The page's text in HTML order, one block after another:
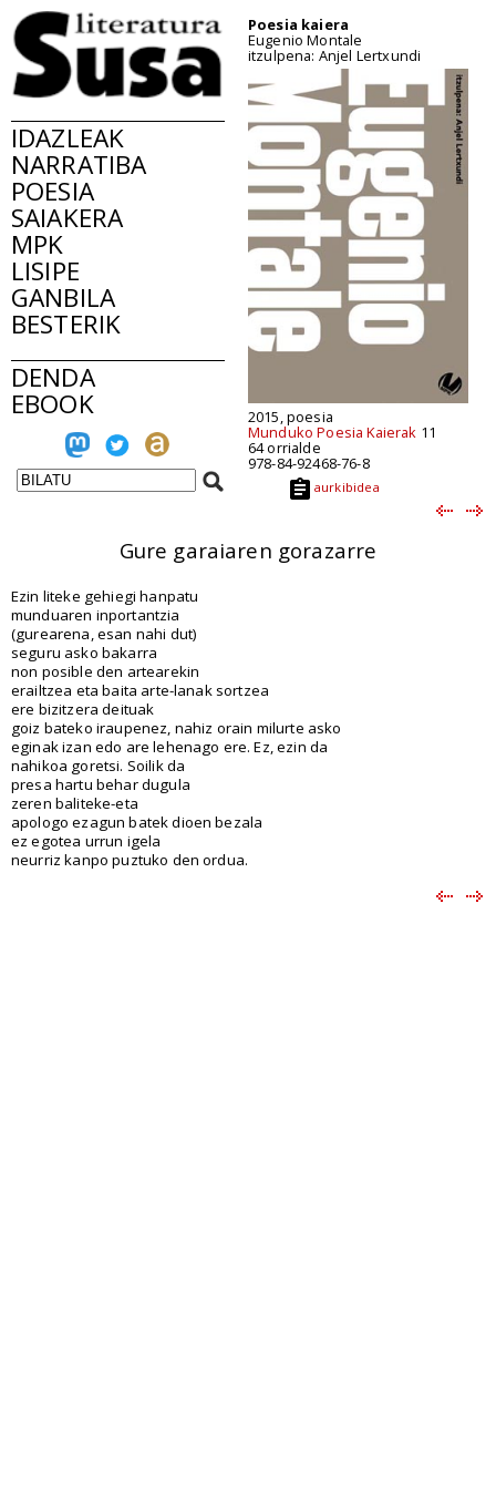
IDAZLEAK
NARRATIBA
POESIA
SAIAKERA
MPK
LISIPE
GANBILA
BESTERIK
DENDA
EBOOK
Poesia kaiera
Eugenio Montale
itzulpena: Anjel Lertxundi
2015, poesia
Munduko Poesia Kaierak 11
64 orrialde
978-84-92468-76-8
aurkibidea
Gure garaiaren gorazarre
Ezin liteke gehiegi hanpatu
munduaren inportantzia
(gurearena, esan nahi dut)
seguru asko bakarra
non posible den artearekin
erailtzea eta baita arte-lanak sortzea
ere bizitzera deituak
goiz bateko iraupenez, nahiz orain milurte asko
eginak izan edo are lehenago ere. Ez, ezin da
nahikoa goretsi. Soilik da
presa hartu behar dugula
zeren baliteke-eta
apologo ezagun batek dioen bezala
ez egotea urrun igela
neurriz kanpo puztuko den ordua.